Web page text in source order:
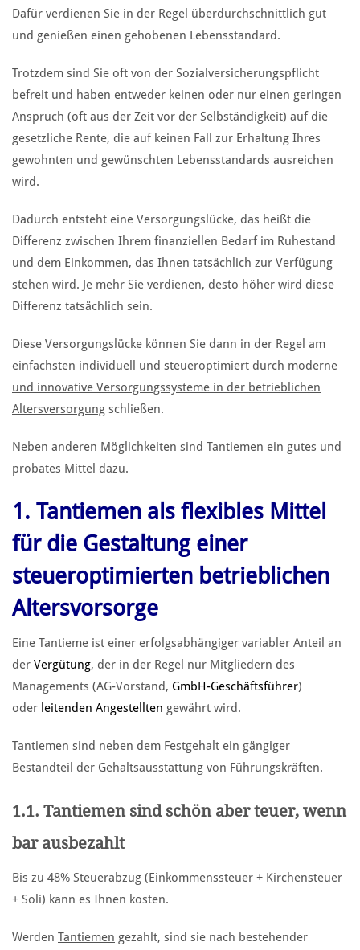
Dafür verdienen Sie in der Regel überdurchschnittlich gut
und genießen einen gehobenen Lebensstandard.
Trotzdem sind Sie oft von der Sozialversicherungspflicht
befreit und haben entweder keinen oder nur einen geringen
Anspruch (oft aus der Zeit vor der Selbständigkeit) auf die
gesetzliche Rente, die auf keinen Fall zur Erhaltung Ihres
gewohnten und gewünschten Lebensstandards ausreichen
wird.
Dadurch entsteht eine Versorgungslücke, das heißt die
Differenz zwischen Ihrem finanziellen Bedarf im Ruhestand
und dem Einkommen, das Ihnen tatsächlich zur Verfügung
stehen wird. Je mehr Sie verdienen, desto höher wird diese
Differenz tatsächlich sein.
Diese Versorgungslücke können Sie dann in der Regel am
einfachsten individuell und steueroptimiert durch moderne
und innovative Versorgungssysteme in der betrieblichen
Altersversorgung schließen.
Neben anderen Möglichkeiten sind Tantiemen ein gutes und
probates Mittel dazu.
1. Tantiemen als flexibles Mittel
für die Gestaltung einer
steueroptimierten betrieblichen
Altersvorsorge
Eine Tantieme ist einer erfolgsabhängiger variabler Anteil an
der Vergütung, der in der Regel nur Mitgliedern des
Managements (AG-Vorstand, GmbH-Geschäftsführer)
oder leitenden Angestellten gewährt wird.
Tantiemen sind neben dem Festgehalt ein gängiger
Bestandteil der Gehaltsausstattung von Führungskräften.
1.1. Tantiemen sind schön aber teuer, wenn
bar ausbezahlt
Bis zu 48% Steuerabzug (Einkommenssteuer + Kirchensteuer
+ Soli) kann es Ihnen kosten.
Werden Tantiemen gezahlt, sind sie nach bestehender